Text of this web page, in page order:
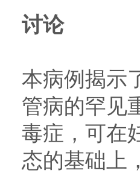
讨论
本病例揭示
管病的罕见
毒症，可在
态的基础上